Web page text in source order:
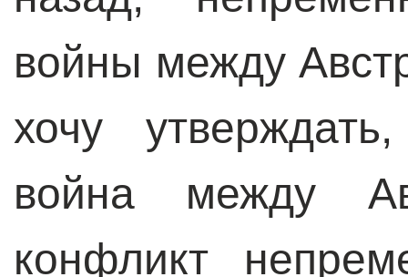
войны между
хочу
война между
конфликт